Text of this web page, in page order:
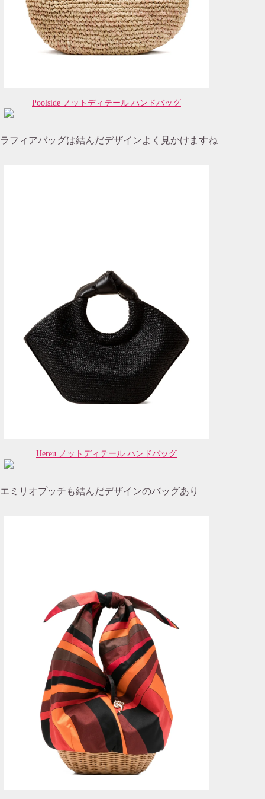
Poolside ノットディテール ハンドバッグ
ラフィアバッグは結んだデザインよく見かけますね
Hereu ノットディテール ハンドバッグ
エミリオプッチも結んだデザインのバッグあり